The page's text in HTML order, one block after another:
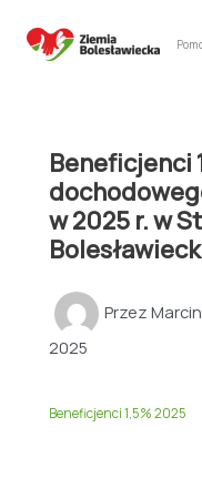
Beneficjenci
w 2025 r. w
Przez
2025
Beneficjenci 1,5% 2025